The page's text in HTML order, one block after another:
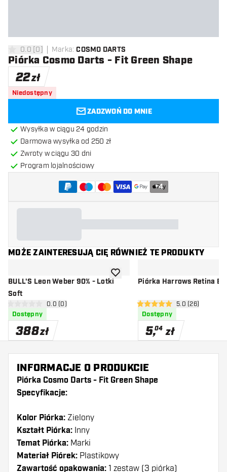
0 gwiazdki oceny
0.0 [0] Marka: COSMO DARTS
Piórka Cosmo Darts - Fit Green Shape
22zł
Niedostępny
ZADZWOŃ DO MNIE
Wysyłka w ciągu 24 godzin
Darmowa wysyłka od 250 zł
Zwroty w ciągu 30 dni
Program lojalnościowy
+4
MOŻE ZAINTERESUJĄ CIĘ RÓWNIEŻ TE PRODUKTY
BULL'S Leon Weber 90% - Lotki
Soft
otwórz panel recenzji
0 gwiazdki oceny0.0 (0)
Dostępny
388zł
dodaj do listy życzeń
Piórka Harrows Retina
otwórz panel
5 gwiazdki oceny5.0 (26)
Dostępny
5,04 zł
INFORMACJE O PRODUKCIE
Piórka Cosmo Darts - Fit Green Shape
Specyfikacje:
Kolor Piórka: Zielony
Kształt Piórka: Inny
Temat Piórka: Marki
Materiał Piórek: Plastikowy
Zawartość opakowania: 1 zestaw (3 piórka)